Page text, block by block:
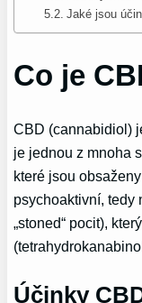
Jaké jsou
Co je
CBD (cannabidiol)
je jednou z mnoha
které jsou
psychoaktivní, tedy
„stoned“ pocit),
Účinky